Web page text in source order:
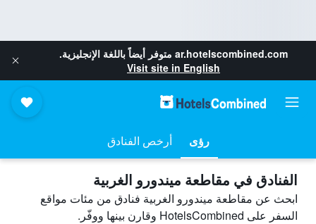
ar.hotelscombined.com متوفر أيضاً باللغة الإنجليزية.
Visit site in English
رؤى أرخص الفنادق
الفنادق في مقاطعة ميندورو الغربية
ابحث عن مقاطعة ميندورو الغربية فنادق من مئات مواقع
السفر على HotelsCombined وقارن بينها ووفّر.